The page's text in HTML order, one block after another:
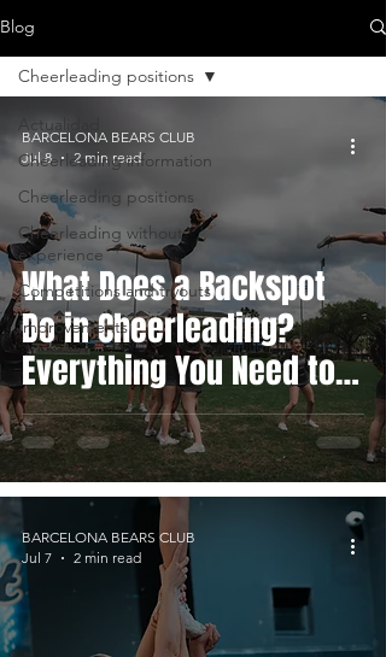
Blog
Actualidad
Cheerleading information
Cheerleading positions
Cheerleading without
experience
Competitions and tryouts
Improvements
Cheerleading positions
What Does a Backspot
Do in Cheerleading?
Everything You Need to
Know
BARCELONA BEARS CLUB
Jul 8
2 min read
BARCELONA BEARS CLUB
Jul 7
2 min read